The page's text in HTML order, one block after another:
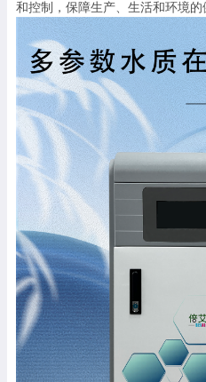
和控制，保障生产、生活和环境的